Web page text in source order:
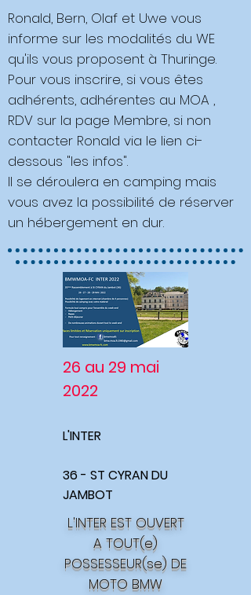
Ronald, Bern, Olaf et Uwe vous
informe sur les modalités du WE
qu'ils vous proposent à Thuringe.
Pour vous inscrire, si vous êtes
adhérents, adhérentes au MOA ,
RDV sur la page Membre, si non
contacter Ronald via le lien ci-
dessous "les infos".
Il se déroulera en camping mais
vous avez la possibilité de réserver
un hébergement en dur.
26 au 29 mai
2022
L'INTER
36 - ST CYRAN DU
JAMBOT
L'INTER EST OUVERT
A TOUT(e)
POSSESSEUR(se) DE
MOTO BMW